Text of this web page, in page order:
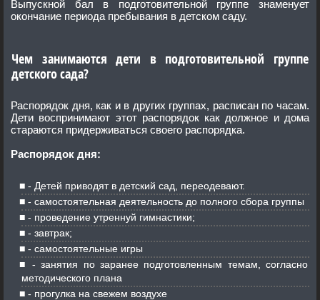
Выпускной бал в подготовительной группе знаменует
окончание периода пребывания в детском саду.
Чем занимаются дети в подготовительной группе
детского сада?
Распорядок дня, как и в других группах, расписан по часам.
Дети воспринимают этот распорядок как должное и дома
стараются придерживаться своего распорядка.
Распорядок дня:
- Детей приводят в детский сад, переодевают.
- самостоятельная деятельность до полного сбора группы
- проведение утреннуй гимнастики;
- завтрак;
- самостоятельные игры
- занятия по заранее подготовленным темам, согласно
методического плана
- прогулка на свежем воздухе